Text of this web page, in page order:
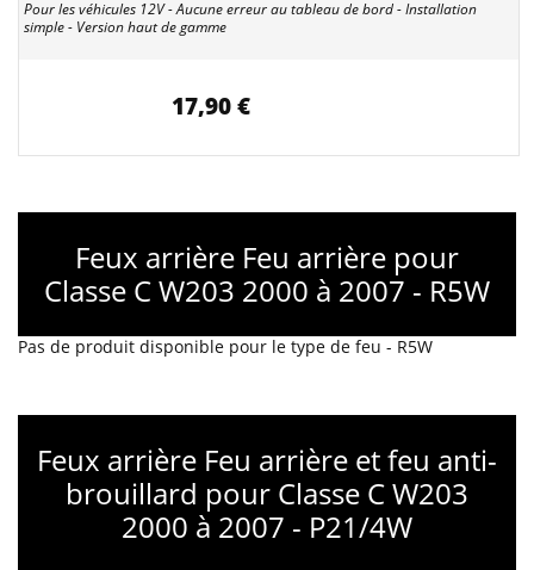
Pour les véhicules 12V - Aucune erreur au tableau de bord - Installation
simple - Version haut de gamme
17,90 €
Feux arrière Feu arrière pour
Classe C W203 2000 à 2007 - R5W
Pas de produit disponible pour le type de feu - R5W
Feux arrière Feu arrière et feu anti-
brouillard pour Classe C W203
2000 à 2007 - P21/4W